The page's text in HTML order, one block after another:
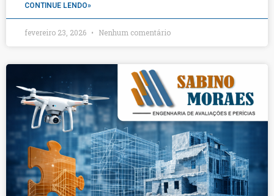
CONTINUE LENDO»
fevereiro 23, 2026 Nenhum comentário